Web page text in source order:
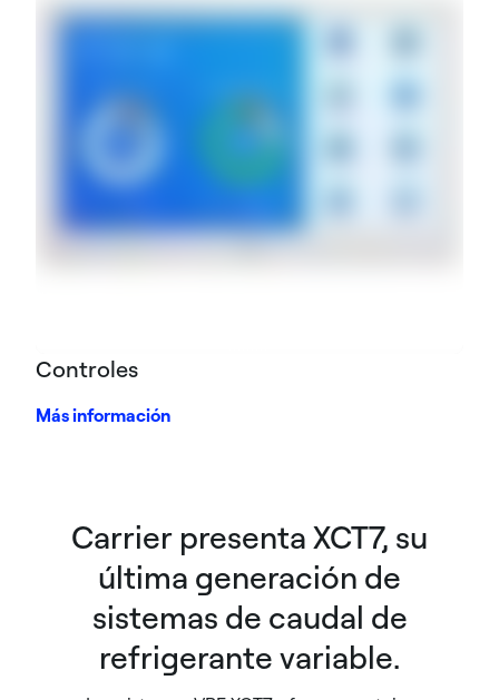
Controles
Más información
Carrier presenta XCT7, su
última generación de
sistemas de caudal de
refrigerante variable.